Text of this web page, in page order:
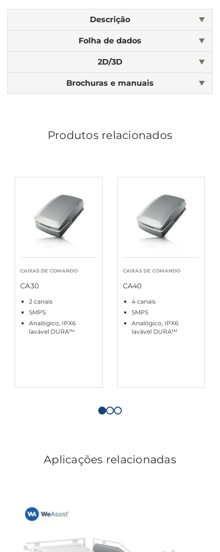
Descrição
Folha de dados
2D/3D
Brochuras e manuais
Produtos relacionados
CAIXAS DE COMANDO
CA30
2 canais
SMPS
Analógico, IPX6
lavável DURA™
CAIXAS DE COMANDO
CA40
4 canais
SMPS
Analógico, IPX6
lavável DURA™
Aplicações relacionadas